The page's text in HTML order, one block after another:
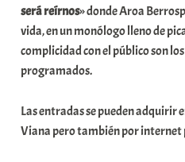
será reírnos» donde Aroa
vida, en un monólogo lleno de
complicidad con el público son
programados.
Las entradas se pueden adquirir
Viana pero también por internet